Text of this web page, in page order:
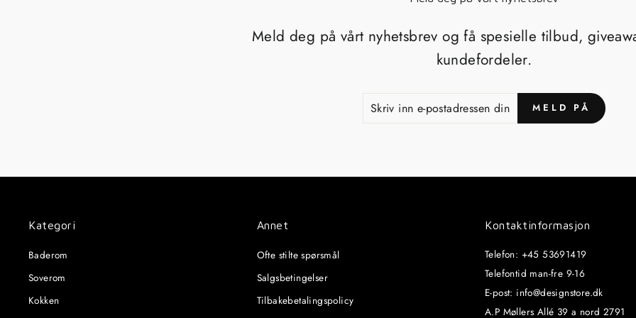
Meld deg på vårt nyhetsbrev og få spesielle tilbud,
kundefordeler.
INN
E-
PÅ
MELD PÅ
Kategori
Baderom
Soverom
Kokken
Annet
Ofte stilte spørsmål
Salgsbetingelser
Tilbakebetalingspolicy
Kontaktinformasjon
Telefon: +45 53691419
Telefontid man-fre 9-16
E-post: info@designstore.dk
A.P Møllers Allé 39 a nord 2791